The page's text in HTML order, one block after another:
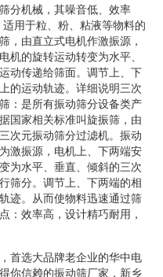
分机械，其噪音低、效率
用于粒、粉、粘液等物料的
，由直立式电机作激振源，
机的旋转运动转变为水平、
动传递给筛面。调节上、下
的运动轨迹。详细说明三次
：是所有振动筛分设备类产
国家相关标准叫旋振筛，由
次元振动筛分过滤机。振动
激振源，电机上、下两端安
为水平、垂直、倾斜的三次
筛分。调节上、下两端的相
迹。从而使物料迅速通过筛
：效率高，设计精巧耐用，
首选大品牌老企业的华中电
你信赖的振动筛厂家，新乡